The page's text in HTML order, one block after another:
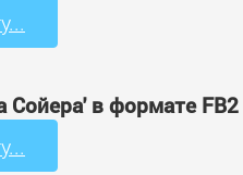
Сойера' в формате FB2